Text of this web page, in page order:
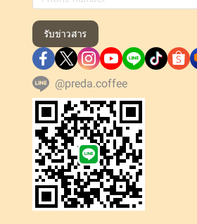
รับข่าวสาร
@preda.coffee